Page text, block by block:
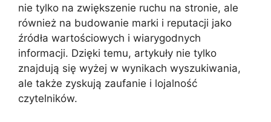
nie tylko na zwiększenie ruchu na stronie, ale
również na budowanie marki i reputacji jako
źródła wartościowych i wiarygodnych
informacji. Dzięki temu, artykuły nie tylko
znajdują się wyżej w wynikach wyszukiwania,
ale także zyskują zaufanie i lojalność
czytelników.